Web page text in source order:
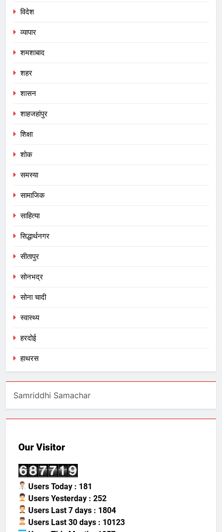
विदेश
व्यापार
शमशाबाद
शहर
शासन
शाहजहांपुर
शिक्षा
शोक
समस्या
सामाजिक
साहित्या
सिद्धार्थनगर
सीतापुर
सोनभद्र
सोना चादी
स्वास्थ्य
हरदोई
हाथरस
Samriddhi Samachar
Our Visitor
Users Today : 181
Users Yesterday : 252
Users Last 7 days : 1804
Users Last 30 days : 10123